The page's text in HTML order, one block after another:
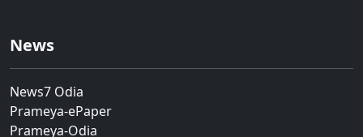
News
News7 Odia
Prameya-ePaper
Prameya-Odia